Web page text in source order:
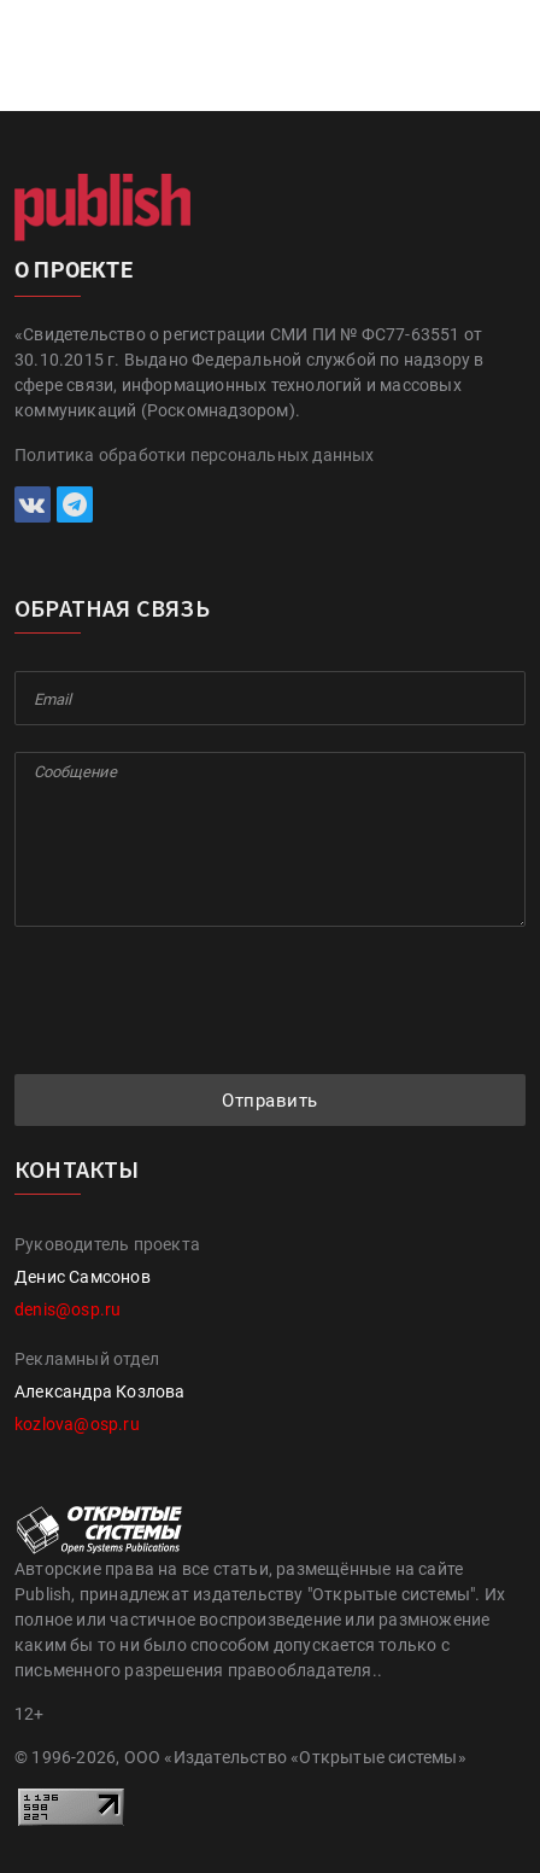
О ПРОЕКТЕ
«Свидетельство о регистрации СМИ ПИ № ФС77-63551 от
30.10.2015 г. Выдано Федеральной службой по надзору в
сфере связи, информационных технологий и массовых
коммуникаций (Роскомнадзором).
Политика обработки персональных данных
ОБРАТНАЯ СВЯЗЬ
Отправить
КОНТАКТЫ
Руководитель проекта
Денис Самсонов
denis@osp.ru
Рекламный отдел
Александра Козлова
kozlova@osp.ru
Авторские права на все статьи, размещённые на сайте
Publish, принадлежат издательству "Открытые системы". Их
полное или частичное воспроизведение или размножение
каким бы то ни было способом допускается только с
письменного разрешения правообладателя..
12+
© 1996-2026, ООО «Издательство «Открытые системы»